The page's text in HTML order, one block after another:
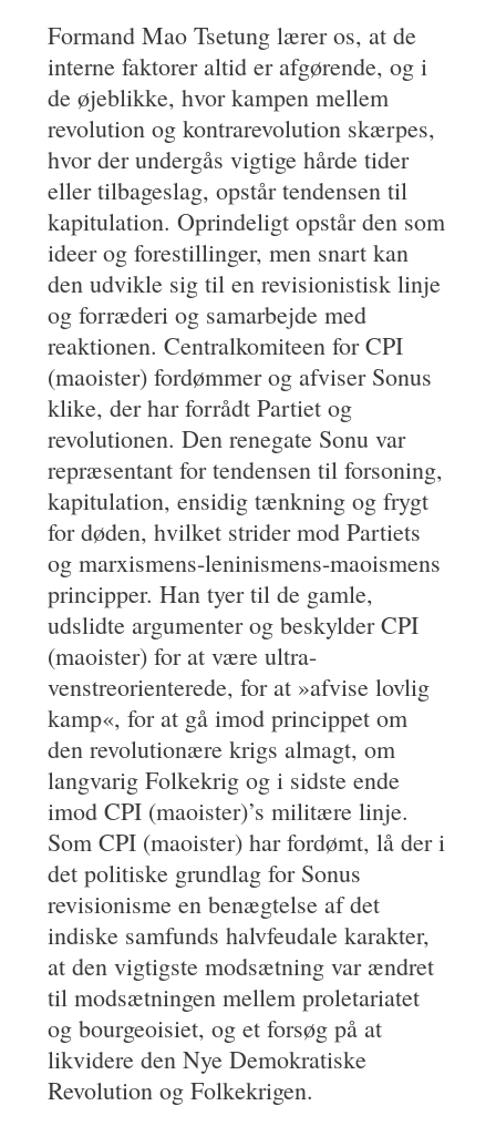
Formand Mao Tsetung lærer os, at de
interne faktorer altid er afgørende, og i
de øjeblikke, hvor kampen mellem
revolution og kontrarevolution skærpes,
hvor der undergås vigtige hårde tider
eller tilbageslag, opstår tendensen til
kapitulation. Oprindeligt opstår den som
ideer og forestillinger, men snart kan
den udvikle sig til en revisionistisk linje
og forræderi og samarbejde med
reaktionen. Centralkomiteen for CPI
(maoister) fordømmer og afviser Sonus
klike, der har forrådt Partiet og
revolutionen. Den renegate Sonu var
repræsentant for tendensen til forsoning,
kapitulation, ensidig tænkning og frygt
for døden, hvilket strider mod Partiets
og marxismens-leninismens-maoismens
principper. Han tyer til de gamle,
udslidte argumenter og beskylder CPI
(maoister) for at være ultra-
venstreorienterede, for at »afvise lovlig
kamp«, for at gå imod princippet om
den revolutionære krigs almagt, om
langvarig Folkekrig og i sidste ende
imod CPI (maoister)’s militære linje.
Som CPI (maoister) har fordømt, lå der i
det politiske grundlag for Sonus
revisionisme en benægtelse af det
indiske samfunds halvfeudale karakter,
at den vigtigste modsætning var ændret
til modsætningen mellem proletariatet
og bourgeoisiet, og et forsøg på at
likvidere den Nye Demokratiske
Revolution og Folkekrigen.